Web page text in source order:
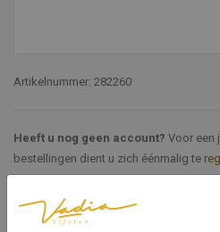
Artikelnummer: 282260
Heeft u nog geen account? Voor een
bestellingen dient u zich éénmalig te
Specificaties